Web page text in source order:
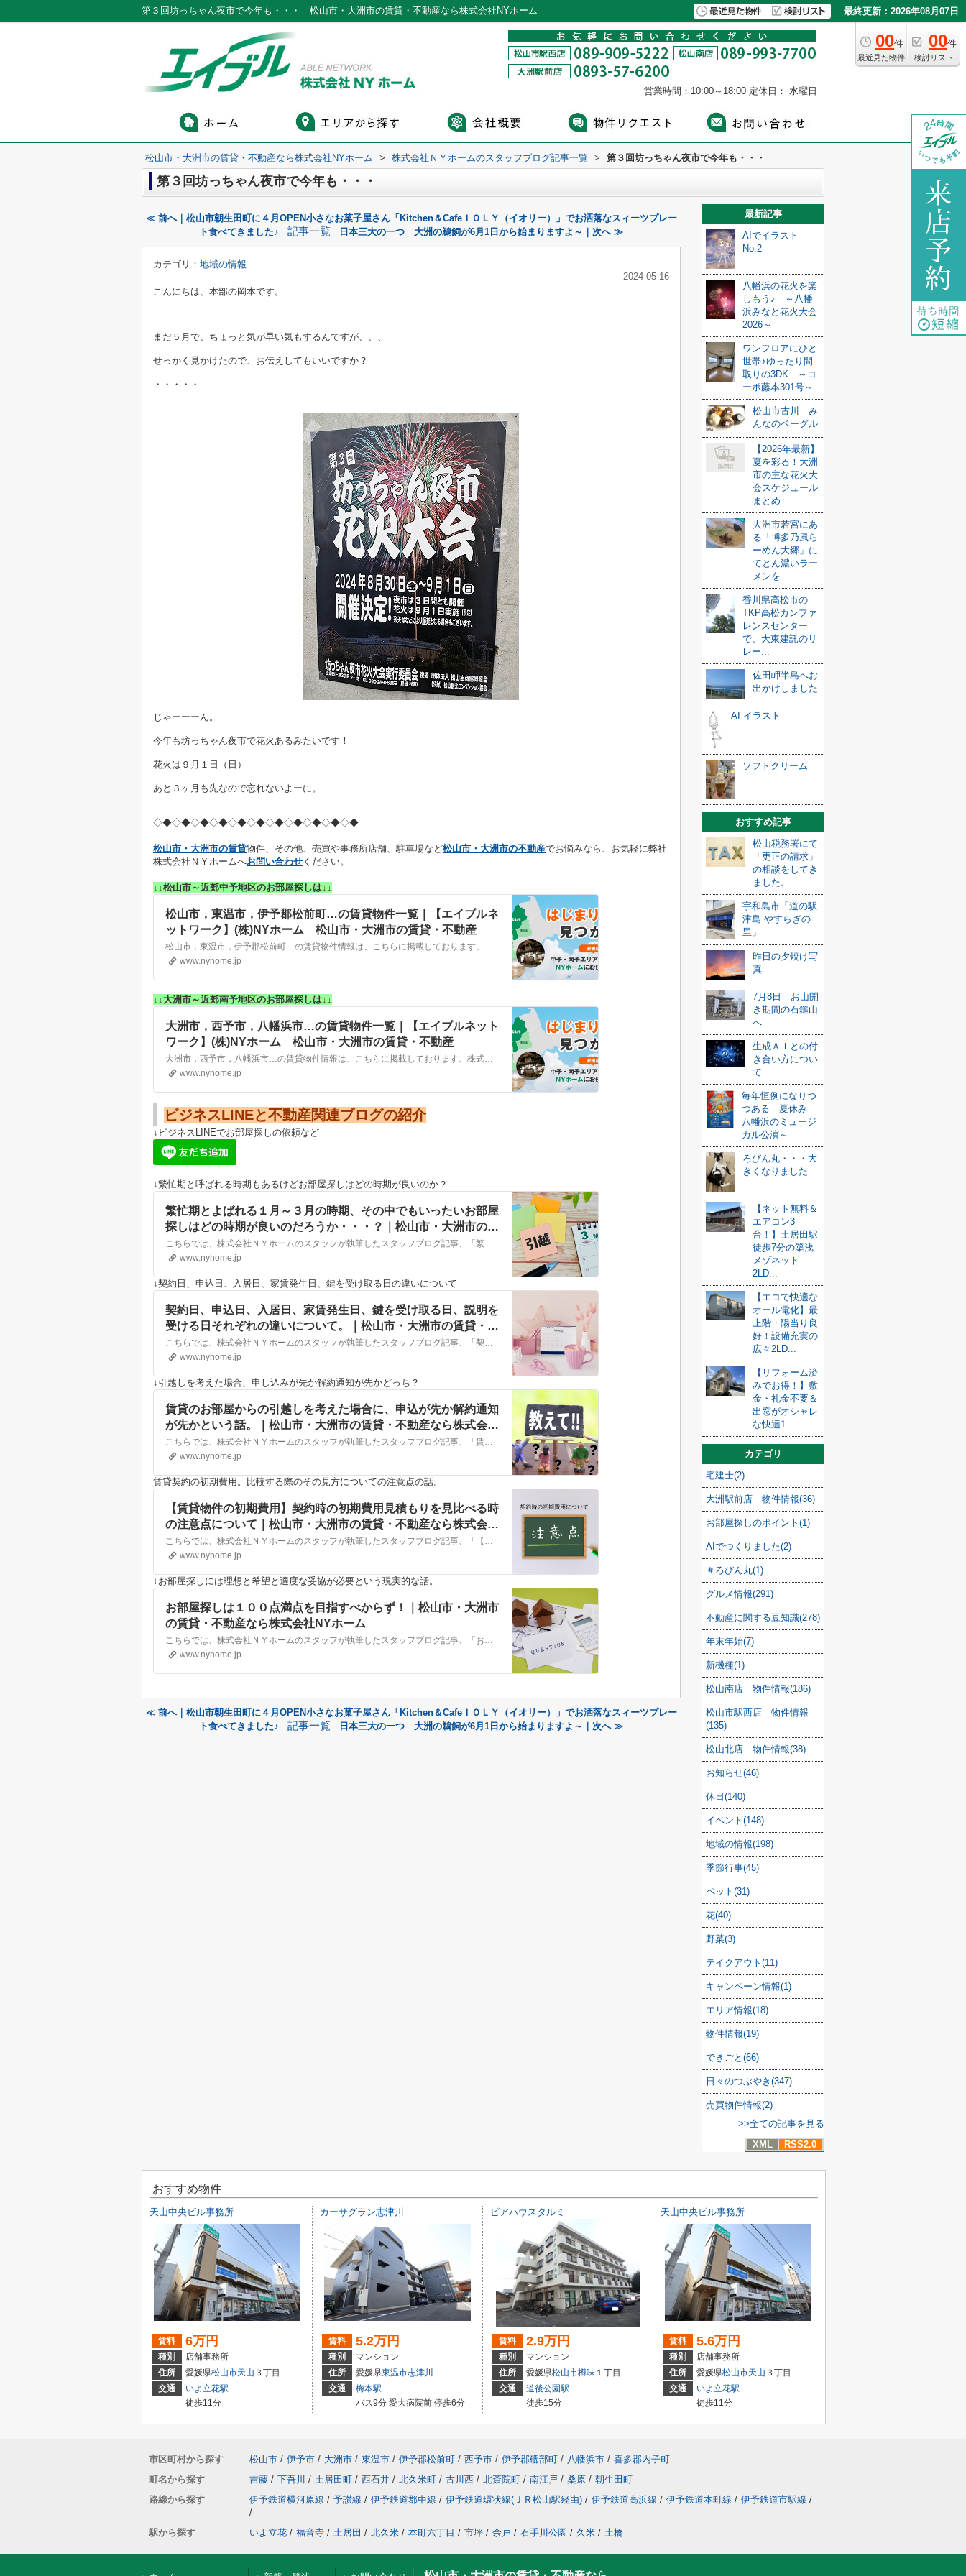
第３回坊っちゃん夜市で今年も・・・｜松山市・大洲市の賃貸・不動産なら株式会社NYホーム 最終更新：2026年08月07日
00件
最近見た物件
00件
検討リスト
営業時間：10:00～18:00 定休日： 水曜日
松山市・大洲市の賃貸・不動産なら株式会社NYホーム > 株式会社ＮＹホームのスタッフブログ記事一覧 > 第３回坊っちゃん夜市で今年も・・・
第３回坊っちゃん夜市で今年も・・・
≪ 前へ｜松山市朝生田町に４月OPEN小さなお菓子屋さん「Kitchen＆CafeＩＯＬＹ（イオリー）」でお洒落なスィーツプレー
ト食べてきました♪
記事一覧 日本三大の一つ 大洲の鵜飼が6月1日から始まりますよ～｜次へ ≫
カテゴリ： 地域の情報
2024-05-16
こんにちは、本部の岡本です。
まだ５月で、ちょっと気が早い気もするんですが、、、
せっかく見かけたので、お伝えしてもいいですか？
・・・・・
じゃーーーん。
今年も坊っちゃん夜市で花火あるみたいです！
花火は９月１日（日）
あと３ヶ月も先なので忘れないよーに。
◇◆◇◆◇◆◇◆◇◆◇◆◇◆◇◆◇◆◇◆◇◆
松山市・大洲市の賃貸物件、その他、売買や事務所店舗、駐車場など松山市・大洲市の不動産でお悩みなら、お気軽に弊社
株式会社ＮＹホームへお問い合わせ ください。
↓↓松山市～近郊中予地区のお部屋探しは↓↓
松山市，東温市，伊予郡松前町…の賃貸物件一覧｜【エイブルネ
ットワーク】(株)NYホーム 松山市・大洲市の賃貸・不動産
松山市，東温市，伊予郡松前町…の賃貸物件情報は、こちらに掲載しております。株式会社NYホームが自信を持ってご紹介する物件ばかりとなっております。お客様のニーズにそった物件が見つかりましたら、弊社までお気軽にお問い合わせください。
www.nyhome.jp
↓↓大洲市～近郊南予地区のお部屋探しは↓↓
大洲市，西予市，八幡浜市…の賃貸物件一覧｜【エイブルネット
ワーク】(株)NYホーム 松山市・大洲市の賃貸・不動産
大洲市，西予市，八幡浜市…の賃貸物件情報は、こちらに掲載しております。株式会社NYホームが自信を持ってご紹介する物件ばかりとなっております。お客様のニーズにそった物件が見つかりましたら、弊社までお気軽にお問い合わせください。
www.nyhome.jp
ビジネスLINEと不動産関連ブログの紹介
↓ビジネスLINEでお部屋探しの依頼など
↓繁忙期と呼ばれる時期もあるけどお部屋探しはどの時期が良いのか？
繁忙期とよばれる１月～３月の時期、その中でもいったいお部屋
探しはどの時期が良いのだろうか・・・？｜松山市・大洲市の賃
貸・不動産なら株式会社NYホーム
こちらでは、株式会社ＮＹホームのスタッフが執筆したスタッフブログ記事、「繁忙期とよばれる１月～３月の時期、その中でもいったいお部屋探しはどの時期が良いのだろうか・・・？」をご紹介しております。他にも様々なテーマの記事がありますので、お住まい探しの合間にぜひご一読ください！
www.nyhome.jp
↓契約日、申込日、入居日、家賃発生日、鍵を受け取る日の違いについて
契約日、申込日、入居日、家賃発生日、鍵を受け取る日、説明を
受ける日それぞれの違いについて。｜松山市・大洲市の賃貸・不
動産なら株式会社NYホーム
こちらでは、株式会社ＮＹホームのスタッフが執筆したスタッフブログ記事、「契約日、申込日、入居日、家賃発生日、鍵を受け取る日、説明を受ける日それぞれの違いについて。」をご紹介しております。他にも様々なテーマの記事がありますので、お住まい探しの合間にぜひご一読ください！
www.nyhome.jp
↓引越しを考えた場合、申し込みが先か解約通知が先かどっち？
賃貸のお部屋からの引越しを考えた場合に、申込が先か解約通知
が先かという話。｜松山市・大洲市の賃貸・不動産なら株式会社
NYホーム
こちらでは、株式会社ＮＹホームのスタッフが執筆したスタッフブログ記事、「賃貸のお部屋からの引越しを考えた場合に、申込が先か解約通知が先かという話。」をご紹介しております。他にも様々なテーマの記事がありますので、お住まい探しの合間にぜひご一読ください！
www.nyhome.jp
賃貸契約の初期費用。比較する際のその見方についての注意点の話。
【賃貸物件の初期費用】契約時の初期費用見積もりを見比べる時
の注意点について｜松山市・大洲市の賃貸・不動産なら株式会社
NYホーム
こちらでは、株式会社ＮＹホームのスタッフが執筆したスタッフブログ記事、「【賃貸物件の初期費用】契約時の初期費用見積もりを見比べる時の注意点について」をご紹介しております。他にも様々なテーマの記事がありますので、お住まい探しの合間にぜひご一読ください！
www.nyhome.jp
↓お部屋探しには理想と希望と適度な妥協が必要という現実的な話。
お部屋探しは１００点満点を目指すべからず！｜松山市・大洲市
の賃貸・不動産なら株式会社NYホーム
こちらでは、株式会社ＮＹホームのスタッフが執筆したスタッフブログ記事、「お部屋探しは１００点満点を目指すべからず！」をご紹介しております。他にも様々なテーマの記事がありますので、お住まい探しの合間にぜひご一読ください！
www.nyhome.jp
≪ 前へ｜松山市朝生田町に４月OPEN小さなお菓子屋さん「Kitchen＆CafeＩＯＬＹ（イオリー）」でお洒落なスィーツプレー
ト食べてきました♪
記事一覧 日本三大の一つ 大洲の鵜飼が6月1日から始まりますよ～｜次へ ≫
最新記事
AIでイラスト
No.2
八幡浜の花火を楽
しもう♪ ～八幡
浜みなと花火大会
2026～
ワンフロアにひと
世帯♪ゆったり間
取りの3DK ～コ
ーポ藤本301号～
松山市古川 み
んなのベーグル
【2026年最新】
夏を彩る！大洲
市の主な花火大
会スケジュール
まとめ
大洲市若宮にあ
る「博多乃風ら
ーめん大郷」に
てとん濃いラー
メンを...
香川県高松市の
TKP高松カンファ
レンスセンター
で、大東建託のリ
レー...
佐田岬半島へお
出かけしました
AI イラスト
ソフトクリーム
おすすめ記事
松山税務署にて
「更正の請求」
の相談をしてき
ました。
宇和島市「道の駅
津島 やすらぎの
里」
昨日の夕焼け写
真
7月8日 お山開
き期間の石鎚山
へ
生成ＡＩとの付
き合い方につい
て
毎年恒例になりつ
つある 夏休み
八幡浜のミュージ
カル公演～
ろびん丸・・・大
きくなりました
【ネット無料＆
エアコン3
台！】土居田駅
徒歩7分の築浅
メゾネット
2LD...
【エコで快適な
オール電化】最
上階・陽当り良
好！設備充実の
広々2LD...
【リフォーム済
みでお得！】敷
金・礼金不要＆
出窓がオシャレ
な快適1...
カテゴリ
宅建士(2)
大洲駅前店 物件情報(36)
お部屋探しのポイント(1)
AIでつくりました(2)
＃ろびん丸(1)
グルメ情報(291)
不動産に関する豆知識(278)
年末年始(7)
新機種(1)
松山南店 物件情報(186)
松山市駅西店 物件情報
(135)
松山北店 物件情報(38)
お知らせ(46)
休日(140)
イベント(148)
地域の情報(198)
季節行事(45)
ペット(31)
花(40)
野菜(3)
テイクアウト(11)
キャンペーン情報(1)
エリア情報(18)
物件情報(19)
できごと(66)
日々のつぶやき(347)
売買物件情報(2)
>>全ての記事を見る
XML
RSS2.0
おすすめ物件
天山中央ビル事務所
賃料 6万円
種別
店舗事務所
住所
愛媛県松山市天山 ３丁目
交通
いよ立花駅
徒歩11分
カーサグラン志津川
賃料 5.2万円
種別
マンション
住所
愛媛県東温市志津川
交通
梅本駅
バス9分 愛大病院前 停歩6分
ピアハウスタルミ
賃料 2.9万円
種別
マンション
住所
愛媛県松山市樽味 １丁目
交通
道後公園駅
徒歩15分
天山中央ビル事務所
賃料 5.6万円
種別
店舗事務所
住所
愛媛県松山市天山 ３丁目
交通
いよ立花駅
徒歩11分
市区町村から探す 松山市 / 伊予市 / 大洲市 / 東温市 / 伊予郡松前町 / 西予市 / 伊予郡砥部町 / 八幡浜市 / 喜多郡内子町
町名から探す
吉藤 / 下吾川 / 土居田町 / 西石井 / 北久米町 / 古川西 / 北斎院町 / 南江戸 / 桑原 / 朝生田町
路線から探す
伊予鉄道横河原線 / 予讃線 / 伊予鉄道郡中線 / 伊予鉄道環状線(ＪＲ松山駅経由) / 伊予鉄道高浜線 / 伊予鉄道本町線 / 伊予鉄道市駅線 /
/
駅から探す
いよ立花 / 福音寺 / 土居田 / 北久米 / 本町六丁目 / 市坪 / 余戸 / 石手川公園 / 久米 / 土橋